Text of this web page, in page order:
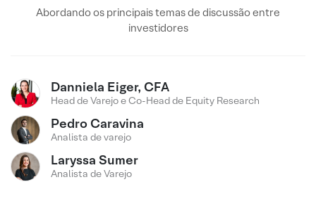
Abordando os principais temas de discussão entre
investidores
Danniela Eiger, CFA
Head de Varejo e Co-Head de Equity Research
Pedro Caravina
Analista de varejo
Laryssa Sumer
Analista de Varejo